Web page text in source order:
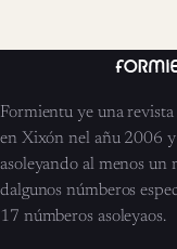
Formientu ye una
en Xixón nel añu 2006
asoleyando al menos un
dalgunos númberos
17 númberos asoleyaos.